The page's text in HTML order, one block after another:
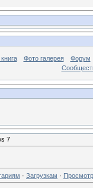
Фото галерея
Форум
7
· Загрузкам ·